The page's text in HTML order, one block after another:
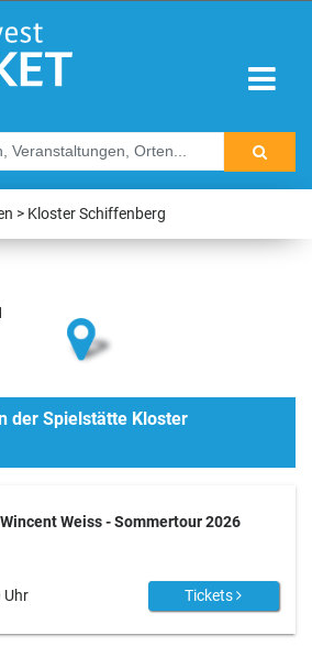
Kloster Schiffenberg
der Spielstätte Kloster
Wincent Weiss - Sommertour 2026
Uhr Tickets